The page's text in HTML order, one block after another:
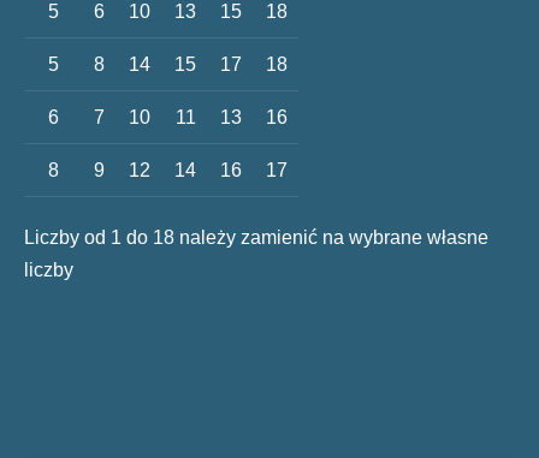
5 6 10 13 15 18
5 8 14 15 17 18
6 7 10 11 13 16
8 9 12 14 16 17
Liczby od 1 do 18 należy zamienić na wybrane własne
liczby